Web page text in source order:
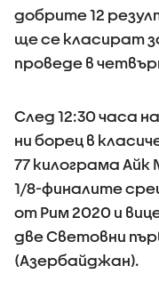
добрите 12
ще се класират
проведе в
След 12:30 часа
ни борец в
77 килограма
1/8-финалите
от Рим 2020 и
две Световни
(Азербайджан).